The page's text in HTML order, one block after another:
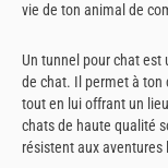
vie de ton animal de
Un tunnel pour chat
de chat. Il permet à ton
tout en lui offrant un
chats de haute qualité
résistent aux aventures